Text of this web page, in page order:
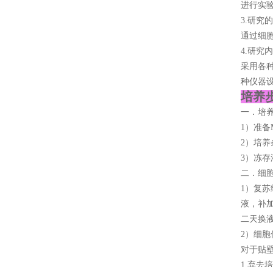
进行实
3.研究
通过细
4.研究
采用各
种仪器
培养
一．培
1）准备
2）培养
3）冻存
二．细
1）复
液，补
二天换
2）细胞
对于贴
1.弃去